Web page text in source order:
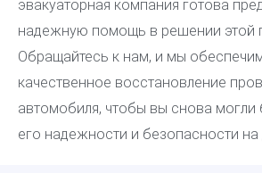
эвакуаторная компания готова
надежную помощь в решении этой
Обращайтесь к нам, и мы
качественное восстановление
автомобиля, чтобы вы снова могли
его надежности и безопасности на